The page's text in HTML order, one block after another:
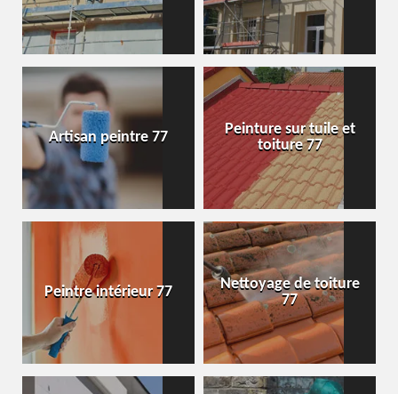
Artisan peintre 77
Peinture sur tuile et
toiture 77
Peintre intérieur 77
Nettoyage de toiture
77